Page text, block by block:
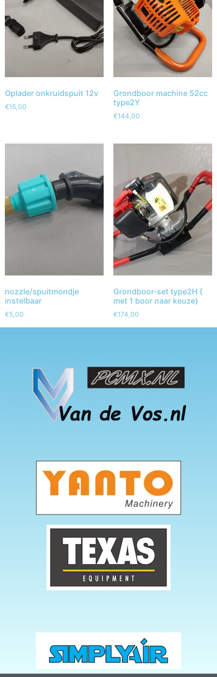
Oplader onkruidspuit 12v
€15,00
Grondboor machine 52cc
type2Y
€144,00
nozzle/spuitmondje
instelbaar
€5,00
Grondboor-set type2H (
met 1 boor naar keuze)
€174,00